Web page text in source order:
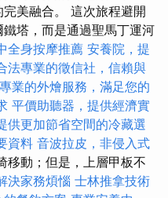
美融合。 這次旅程避開
塔，而是通過聖馬丁運河
全身按摩推薦 安養院，提
法專業的徵信社，信賴與
業的外燴服務，滿足您的
平價助聽器，提供經濟實
供更加節省空間的冷藏選
資料 音波拉皮，非侵入式
移動；但是，上層甲板不
決家務煩惱 士林推拿技術